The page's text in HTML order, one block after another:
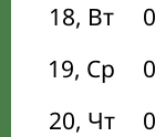
18, Вт
19, Ср
20, Чт